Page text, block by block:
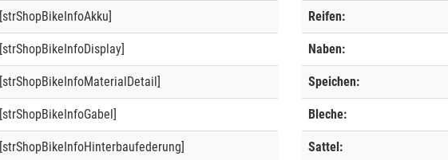
[strShopBikeInfoAkku]
[strShopBikeInfoDisplay]
[strShopBikeInfoMaterialDetail]
[strShopBikeInfoGabel]
[strShopBikeInfoHinterbaufederung]
Reifen:
Naben:
Speichen:
Bleche:
Sattel: